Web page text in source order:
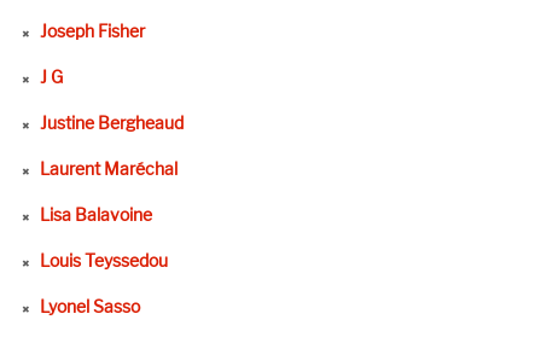
Joseph Fisher
J G
Justine Bergheaud
Laurent Maréchal
Lisa Balavoine
Louis Teyssedou
Lyonel Sasso